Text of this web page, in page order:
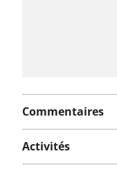
Commentaires
Activités